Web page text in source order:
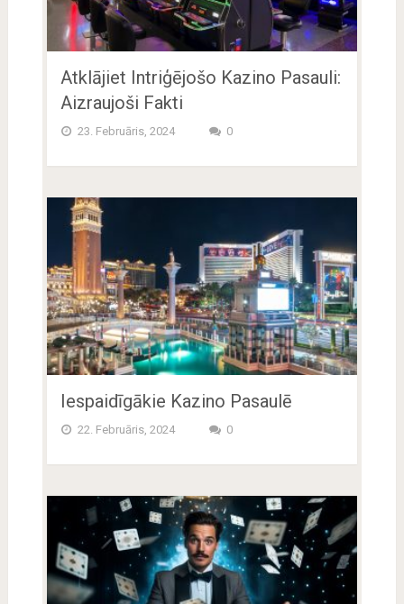
Atklājiet Intriģējošo Kazino Pasauli:
Aizraujoši Fakti
23. Februāris, 2024 0
Iespaidīgākie Kazino Pasaulē
22. Februāris, 2024 0